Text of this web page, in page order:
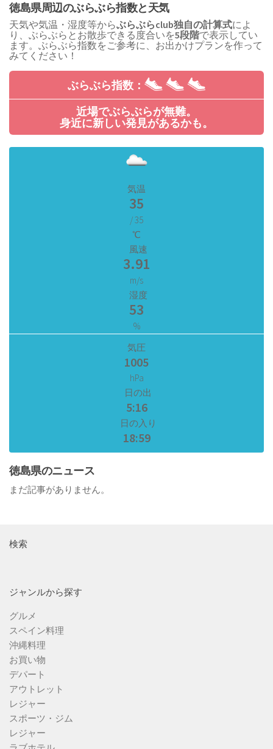
徳島県周辺のぶらぶら指数と天気
天気や気温・湿度等からぶらぶらclub独自の計算式によ
り、ぶらぶらとお散歩できる度合いを5段階で表示してい
ます。ぶらぶら指数をご参考に、お出かけプランを作って
みてください！
ぶらぶら指数：
近場でぶらぶらが無難。
身近に新しい発見があるかも。
気温
35
/ 35
℃
風速
3.91
m/s
湿度
53
%
気圧
1005
hPa
日の出
5:16
日の入り
18:59
徳島県のニュース
まだ記事がありません。
検索
ジャンルから探す
グルメ
スペイン料理
沖縄料理
お買い物
デパート
アウトレット
レジャー
スポーツ・ジム
レジャー